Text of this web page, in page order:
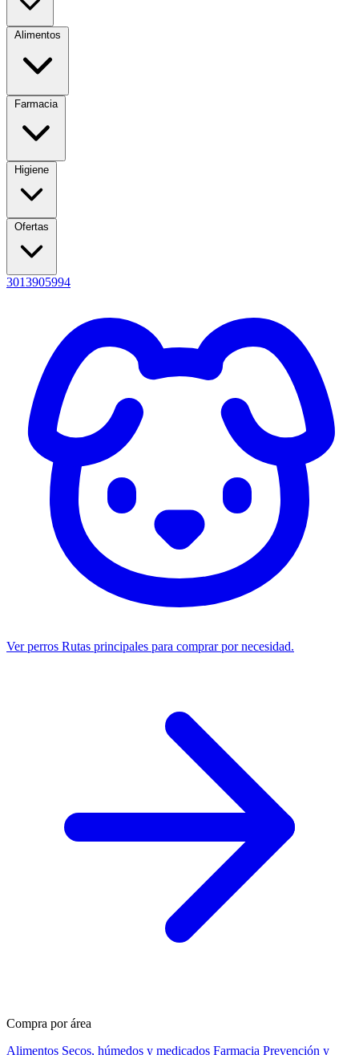
Alimentos
Farmacia
Higiene
Ofertas
3013905994
Ver perros Rutas principales para comprar por necesidad.
Compra por área
Alimentos Secos, húmedos y medicados Farmacia Prevención y